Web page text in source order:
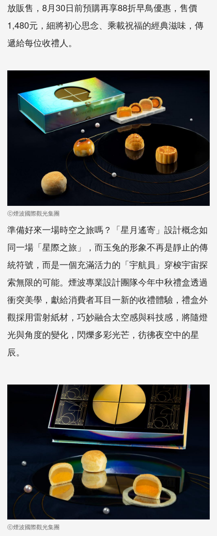
放販售，8月30日前預購再享88折早鳥優惠，售價
1,480元，細將初心思念、乘載祝福的經典滋味，傳
遞給每位收禮人。
ⓒ煙波國際觀光集團
準備好來一場時空之旅嗎？ 「星月遙寄」 設計概念如
同一場 「星際之旅 」 ，而玉兔的形象不再是靜止的傳
統符號，而是一個充滿活力的「宇航員」穿梭宇宙探
索無限的可能。 煙波專業設計團隊今年中秋禮盒透過
衝突美學， 獻給消費者耳目一新的收禮體驗 ， 禮盒外
觀採用雷射紙材， 巧妙融合太空感與科技感， 將隨燈
光與角度的變化， 閃爍多彩光芒， 彷彿夜空中的星
辰。
ⓒ煙波國際觀光集團